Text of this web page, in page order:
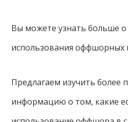
Вы можете узнать больше о
использования оффшорных
Предлагаем изучить более
информацию о том, какие